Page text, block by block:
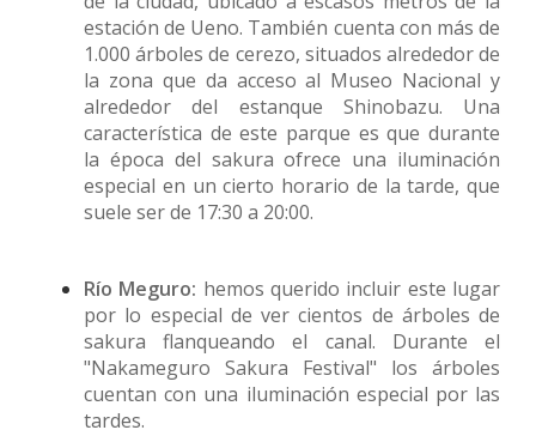
estación de Ueno. También cuenta con más de
1.000 árboles de cerezo, situados alrededor de
la zona que da acceso al Museo Nacional y
alrededor del estanque Shinobazu. Una
característica de este parque es que durante
la época del sakura ofrece una iluminación
especial en un cierto horario de la tarde, que
suele ser de 17:30 a 20:00.
Río Meguro: hemos querido incluir este lugar
por lo especial de ver cientos de árboles de
sakura flanqueando el canal. Durante el
"Nakameguro Sakura Festival" los árboles
cuentan con una iluminación especial por las
tardes.